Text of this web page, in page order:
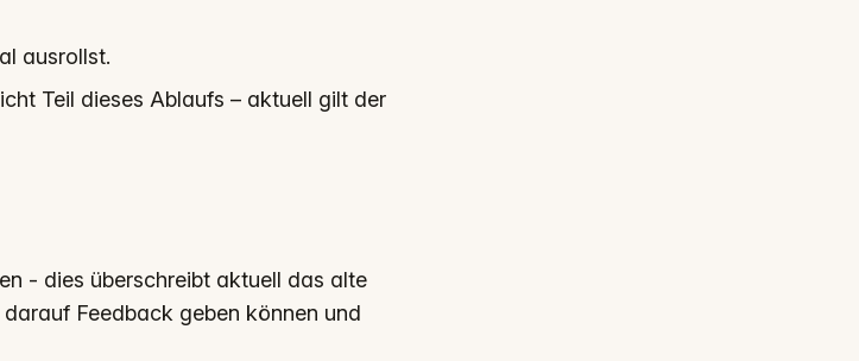
ausrollst.
Teil dieses Ablaufs – aktuell gilt der
- dies überschreibt aktuell das alte
Feedback geben können und